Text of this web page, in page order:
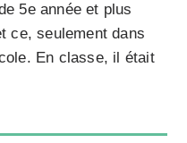
5e année et plus
ce, seulement dans
En classe, il était